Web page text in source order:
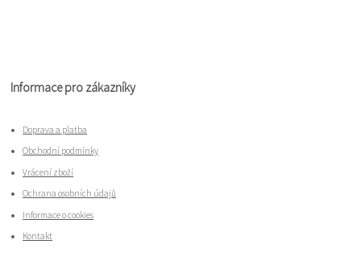
Informace pro zákazníky
Doprava a platba
Obchodní podmínky
Vrácení zboží
Ochrana osobních údajů
Informace o cookies
Kontakt